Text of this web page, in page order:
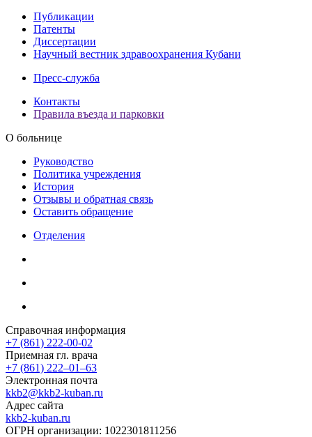
Публикации
Патенты
Диссертации
Научный вестник здравоохранения Кубани
Пресс-служба
Контакты
Правила въезда и парковки
О больнице
Руководство
Политика учреждения
История
Отзывы и обратная связь
Оставить обращение
Отделения
Справочная информация
+7 (861) 222-00-02
Приемная гл. врача
+7 (861) 222‒01‒63
Электронная почта
kkb2@kkb2-kuban.ru
Адрес сайта
kkb2-kuban.ru
ОГРН организации: 1022301811256